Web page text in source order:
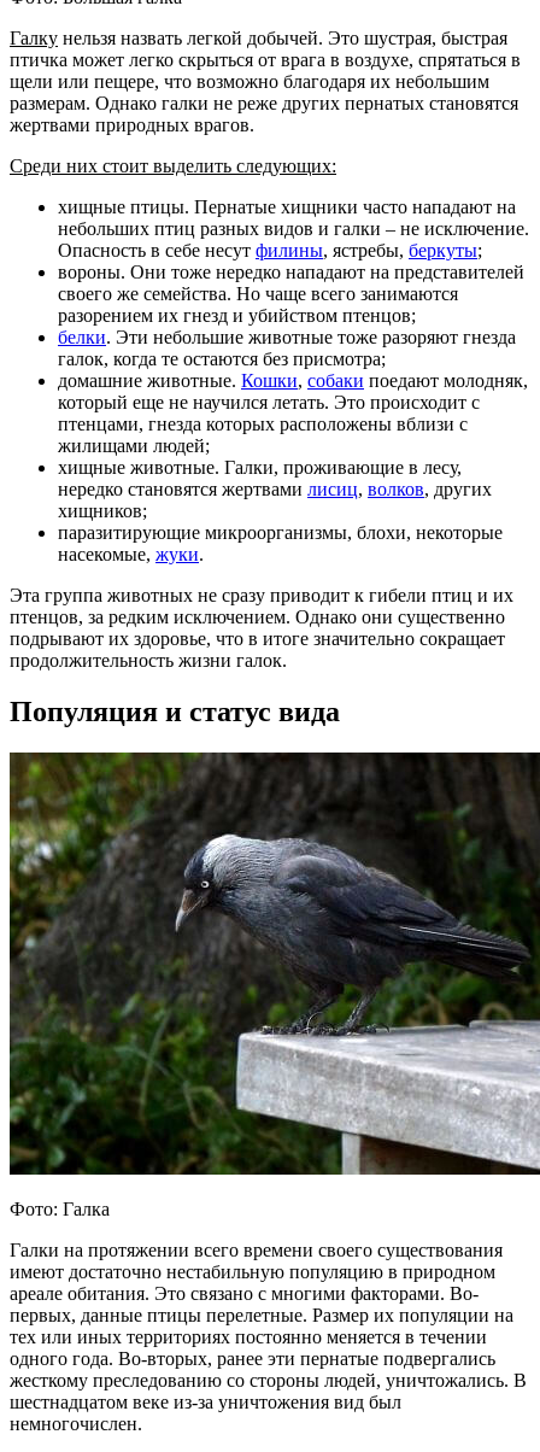
Галку нельзя назвать легкой добычей. Это шустрая, быстрая
птичка может легко скрыться от врага в воздухе, спрятаться в
щели или пещере, что возможно благодаря их небольшим
размерам. Однако галки не реже других пернатых становятся
жертвами природных врагов.
Среди них стоит выделить следующих:
хищные птицы. Пернатые хищники часто нападают на
небольших птиц разных видов и галки – не исключение.
Опасность в себе несут филины, ястребы, беркуты;
вороны. Они тоже нередко нападают на представителей
своего же семейства. Но чаще всего занимаются
разорением их гнезд и убийством птенцов;
белки. Эти небольшие животные тоже разоряют гнезда
галок, когда те остаются без присмотра;
домашние животные. Кошки, собаки поедают молодняк,
который еще не научился летать. Это происходит с
птенцами, гнезда которых расположены вблизи с
жилищами людей;
хищные животные. Галки, проживающие в лесу,
нередко становятся жертвами лисиц, волков, других
хищников;
паразитирующие микроорганизмы, блохи, некоторые
насекомые, жуки.
Эта группа животных не сразу приводит к гибели птиц и их
птенцов, за редким исключением. Однако они существенно
подрывают их здоровье, что в итоге значительно сокращает
продолжительность жизни галок.
Популяция и статус вида
Фото: Галка
Галки на протяжении всего времени своего существования
имеют достаточно нестабильную популяцию в природном
ареале обитания. Это связано с многими факторами. Во-
первых, данные птицы перелетные. Размер их популяции на
тех или иных территориях постоянно меняется в течении
одного года. Во-вторых, ранее эти пернатые подвергались
жесткому преследованию со стороны людей, уничтожались. В
шестнадцатом веке из-за уничтожения вид был
немногочислен.